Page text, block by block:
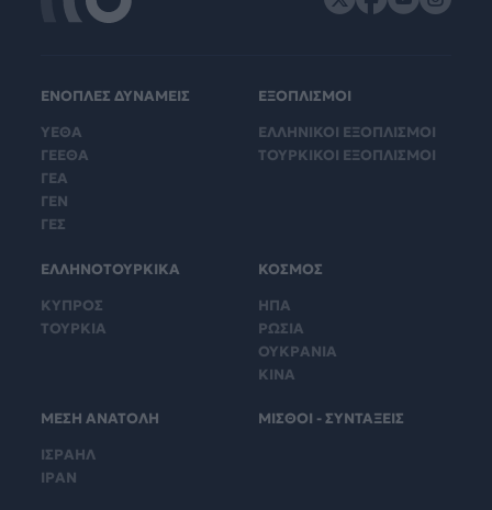
ΕΝΟΠΛΕΣ ΔΥΝΑΜΕΙΣ
ΥΕΘΑ
ΓΕΕΘΑ
ΓΕΑ
ΓΕΝ
ΓΕΣ
ΕΞΟΠΛΙΣΜΟΙ
ΕΛΛΗΝΙΚΟΙ ΕΞΟΠΛΙΣΜΟΙ
ΤΟΥΡΚΙΚΟΙ ΕΞΟΠΛΙΣΜΟΙ
ΕΛΛΗΝΟΤΟΥΡΚΙΚΑ
ΚΥΠΡΟΣ
ΤΟΥΡΚΙΑ
ΚΟΣΜΟΣ
ΗΠΑ
ΡΩΣΙΑ
ΟΥΚΡΑΝΙΑ
ΚΙΝΑ
ΜΕΣΗ ΑΝΑΤΟΛΗ
ΙΣΡΑΗΛ
ΙΡΑΝ
ΜΙΣΘΟΙ - ΣΥΝΤΑΞΕΙΣ